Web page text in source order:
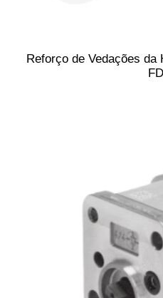
Reforço de Vedações da